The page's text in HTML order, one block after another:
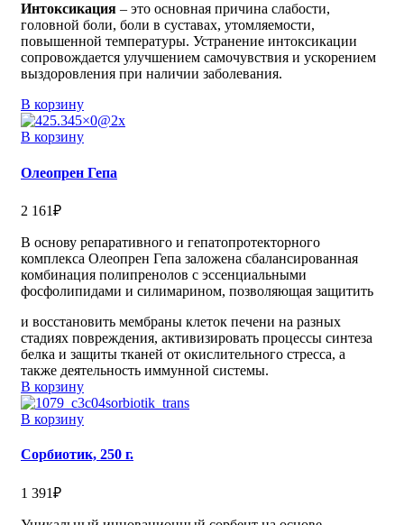
Интоксикация – это основная причина слабости,
головной боли, боли в суставах, утомляемости,
повышенной температуры. Устранение интоксикации
сопровождается улучшением самочувствия и ускорением
выздоровления при наличии заболевания.
В корзину
В корзину
Олеопрен Гепа
2 161₽
В основу репаративного и гепатопротекторного
комплекса Олеопрен Гепа заложена сбалансированная
комбинация полипренолов с эссенциальными
фосфолипидами и силимарином, позволяющая защитить
и восстановить мембраны клеток печени на разных
стадиях повреждения, активизировать процессы синтеза
белка и защиты тканей от окислительного стресса, а
также деятельность иммунной системы.
В корзину
В корзину
Сорбиотик, 250 г.
1 391₽